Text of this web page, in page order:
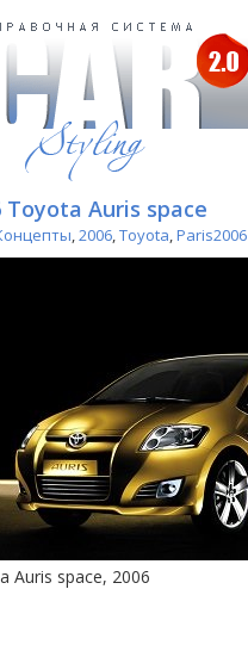
Toyota Auris space
,2006,Toyota,Paris2006
Auris space, 2006